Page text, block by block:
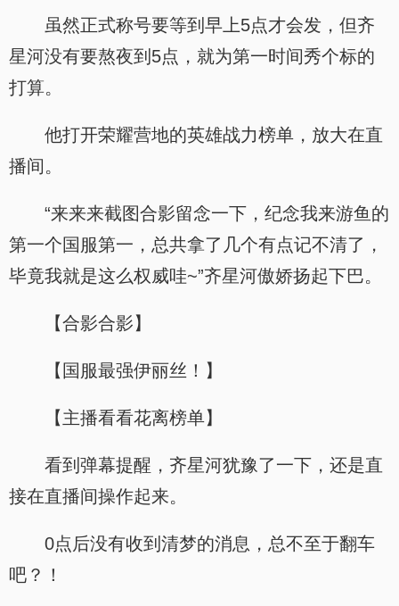
虽然正式称号要等到早上5点才会发，但齐
星河没有要熬夜到5点，就为第一时间秀个标的
打算。
他打开荣耀营地的英雄战力榜单，放大在直
播间。
“来来来截图合影留念一下，纪念我来游鱼的
第一个国服第一，总共拿了几个有点记不清了，
毕竟我就是这么权威哇~”齐星河傲娇扬起下巴。
【合影合影】
【国服最强伊丽丝！】
【主播看看花离榜单】
看到弹幕提醒，齐星河犹豫了一下，还是直
接在直播间操作起来。
0点后没有收到清梦的消息，总不至于翻车
吧？！